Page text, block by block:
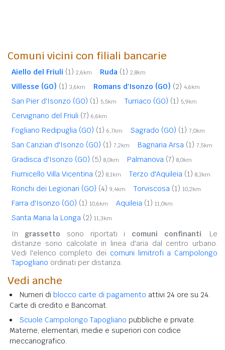
Comuni vicini con filiali bancarie
Aiello del Friuli (1) 2,6km Ruda (1) 2,8km
Villesse (GO) (1) 3,6km Romans d'Isonzo (GO) (2) 4,6km
San Pier d'Isonzo (GO) (1) 5,5km Turriaco (GO) (1) 5,9km
Cervignano del Friuli (7) 6,6km
Fogliano Redipuglia (GO) (1) 6,7km Sagrado (GO) (1) 7,0km
San Canzian d'Isonzo (GO) (1) 7,2km Bagnaria Arsa (1) 7,5km
Gradisca d'Isonzo (GO) (5) 8,0km Palmanova (7) 8,0km
Fiumicello Villa Vicentina (2) 8,1km Terzo d'Aquileia (1) 8,3km
Ronchi dei Legionari (GO) (4) 9,4km Torviscosa (1) 10,2km
Farra d'Isonzo (GO) (1) 10,6km Aquileia (1) 11,0km
Santa Maria la Longa (2) 11,3km
In grassetto sono riportati i comuni confinanti. Le
distanze sono calcolate in linea d'aria dal centro urbano.
Vedi l'elenco completo dei comuni limitrofi a Campolongo
Tapogliano ordinati per distanza.
Vedi anche
Numeri di blocco carte di pagamento attivi 24 ore su 24.
Carte di credito e Bancomat.
Scuole Campolongo Tapogliano pubbliche e private.
Materne, elementari, medie e superiori con codice
meccanografico.